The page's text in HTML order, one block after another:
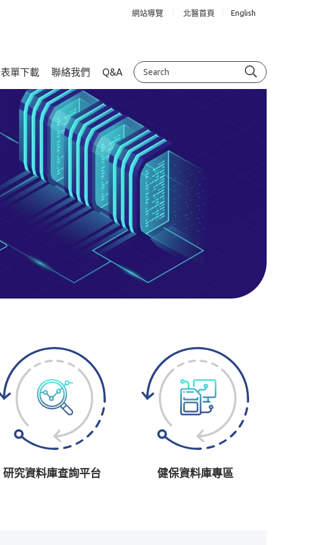
網站導覽 北醫首頁 English
表單下載 聯絡我們 Q&A
研究資料庫查詢平台 健保資料庫專區